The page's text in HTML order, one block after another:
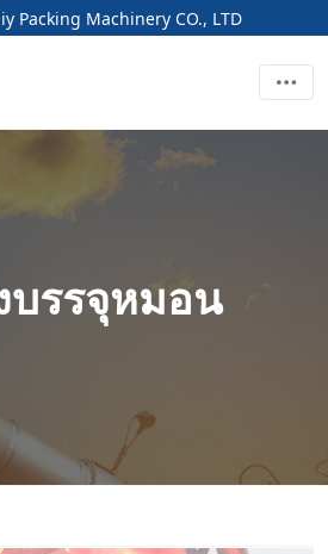
Packing Machinery CO., LTD
บรรจุหมอน